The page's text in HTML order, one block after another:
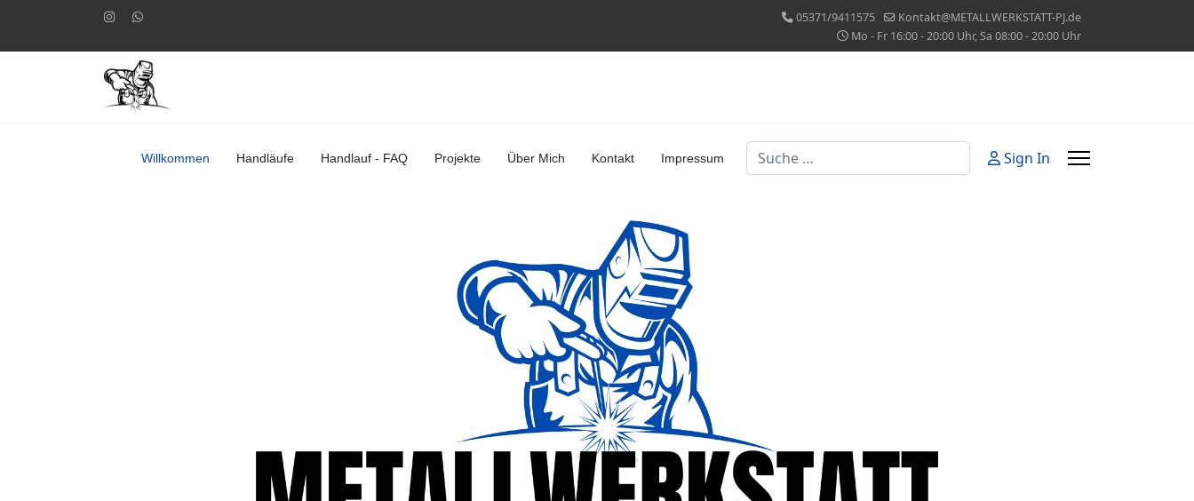
05371/9411575
Kontakt@METALLWERKSTATT-PJ.de
Mo - Fr 16:00 - 20:00 Uhr, Sa 08:00 - 20:00 Uhr
Willkommen Handläufe Handlauf - FAQ Projekte Über Mich Kontakt Impressum Suchen Sign In